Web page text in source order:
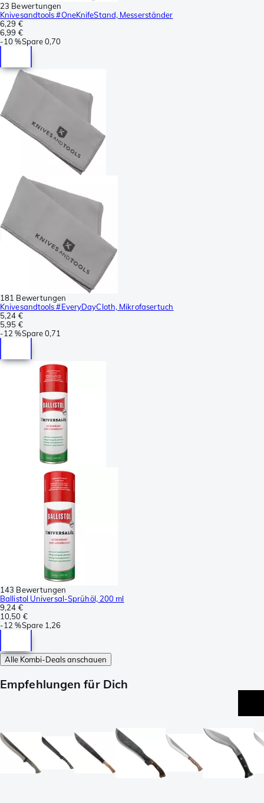
23 Bewertungen
Knivesandtools #OneKnifeStand, Messerständer
6,29 €
6,99 €
-10 %Spare0,70
181 Bewertungen
Knivesandtools #EveryDayCloth, Mikrofasertuch
5,24 €
5,95 €
-12 %Spare0,71
143 Bewertungen
Ballistol Universal-Sprühöl, 200 ml
9,24 €
10,50 €
-12 %Spare 1,26
Alle Kombi-Deals anschauen
Empfehlungen für Dich